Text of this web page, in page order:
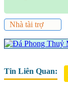
Nhà tài trợ
Tin Liên Quan: